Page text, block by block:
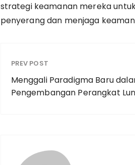
strategi keamanan mereka
penyerang dan menjaga
PREV POST
Menggali Paradigma Baru
Pengembangan Perangkat